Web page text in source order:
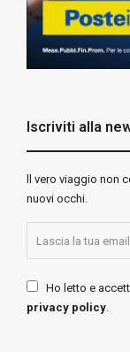
Iscriviti alla
ll vero viaggio non
nuovi occhi.
Ho letto e
privacy policy.